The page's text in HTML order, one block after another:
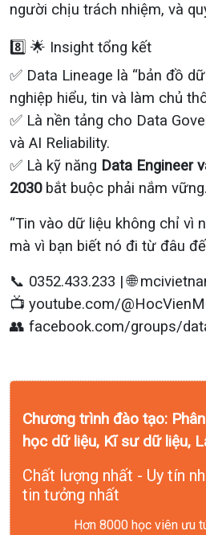
người chịu trách nhiệm, và
8️⃣ 🌟 Insight tổng kết
✅ Data Lineage là “bản đồ
nghiệp hiểu, tin và làm chủ
✅ Là nền tảng cho Data
và AI Reliability.
✅ Là kỹ năng Data Engineer
2030bắt buộc phải nắm vững.
“Tin vào dữ liệu không chỉ vì
mà vì bạn biết nó đi từ đâu
📞 0352.433.233 | 🌐
📺 youtube.com/
👥 facebook.com/groups/
Chương trình đào tạo:
học dữ liệu, Kĩ sư dữ liệu,
Chất lượng nhất - Uy tín
tin tưởng nhất
Hơn 8000 học viên ưu